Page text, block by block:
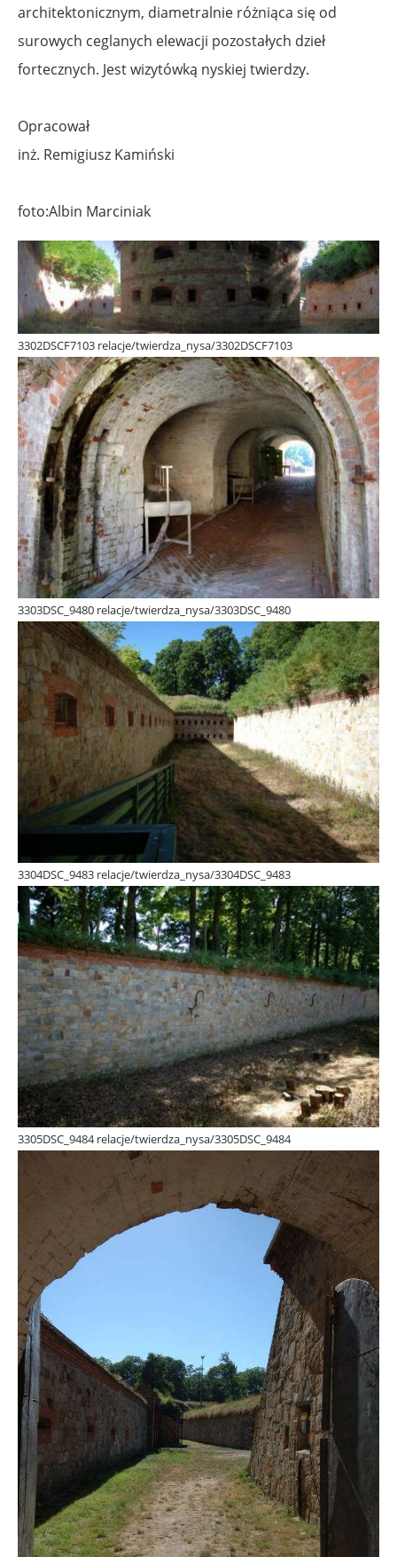
architektonicznym, diametralnie różniąca się od
surowych ceglanych elewacji pozostałych dzieł
fortecznych. Jest wizytówką nyskiej twierdzy.
Opracował
inż. Remigiusz Kamiński
foto:Albin Marciniak
3302DSCF7103 relacje/twierdza_nysa/3302DSCF7103
3303DSC_9480 relacje/twierdza_nysa/3303DSC_9480
3304DSC_9483 relacje/twierdza_nysa/3304DSC_9483
3305DSC_9484 relacje/twierdza_nysa/3305DSC_9484